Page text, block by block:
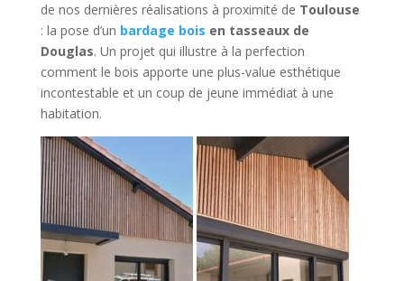
de nos dernières réalisations à proximité de Toulouse
: la pose d’un bardage bois en tasseaux de
Douglas. Un projet qui illustre à la perfection
comment le bois apporte une plus-value esthétique
incontestable et un coup de jeune immédiat à une
habitation.